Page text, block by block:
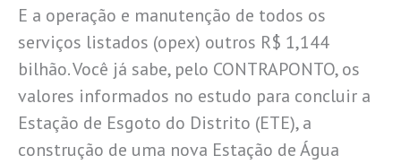
E a operação e manutenção de todos os
serviços listados (opex) outros R$ 1,144
bilhão. Você já sabe, pelo CONTRAPONTO, os
valores informados no estudo para concluir a
Estação de Esgoto do Distrito (ETE), a
construção de uma nova Estação de Água